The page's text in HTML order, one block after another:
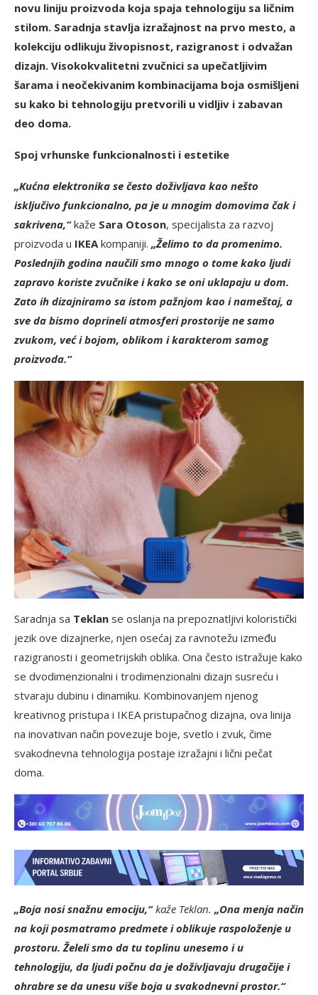
novu liniju proizvoda koja spaja tehnologiju sa ličnim
stilom. Saradnja stavlja izražajnost na prvo mesto, a
kolekciju odlikuju živopisnost, razigranost i odvažan
dizajn. Visokokvalitetni zvučnici sa upečatljivim
šarama i neočekivanim kombinacijama boja osmišljeni
su kako bi tehnologiju pretvorili u vidljiv i zabavan
deo doma.
Spoj vrhunske funkcionalnosti i estetike
„Kućna elektronika se često doživljava kao nešto
isključivo funkcionalno, pa je u mnogim domovima čak i
sakrivena,“kaže Sara Otoson, specijalista za razvoj
proizvoda u IKEAkompaniji. „Želimo to da promenimo.
Poslednjih godina naučili smo mnogo o tome kako ljudi
zapravo koriste zvučnike i kako se oni uklapaju u dom.
Zato ih dizajniramo sa istom pažnjom kao i nameštaj, a
sve da bismo doprineli atmosferi prostorije ne samo
zvukom, već i bojom, oblikom i karakterom samog
proizvoda.“
Saradnja sa Teklan se oslanja na prepoznatljivi koloristički
jezik ove dizajnerke, njen osećaj za ravnotežu između
razigranosti i geometrijskih oblika. Ona često istražuje kako
se dvodimenzionalni i trodimenzionalni dizajn susreću i
stvaraju dubinu i dinamiku. Kombinovanjem njenog
kreativnog pristupa i IKEA pristupačnog dizajna, ova linija
na inovativan način povezuje boje, svetlo i zvuk, čime
svakodnevna tehnologija postaje izražajni i lični pečat
doma.
„Boja nosi snažnu emociju,“kaže Teklan. „Ona menja način
na koji posmatramo predmete i oblikuje raspoloženje u
prostoru. Želeli smo da tu toplinu unesemo i u
tehnologiju, da ljudi počnu da je doživljavaju drugačije i
ohrabre se da unesu više boja u svakodnevni prostor.“